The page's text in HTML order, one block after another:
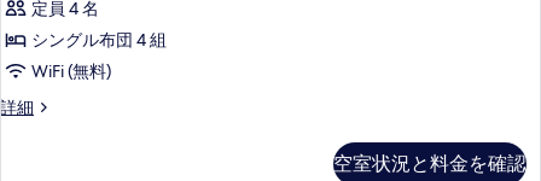
す
る
Type
の
す
べ
定員 4 名
シングル布団 4 組
WiFi (無料)
詳細
[Villa
空室状況と料金を確認